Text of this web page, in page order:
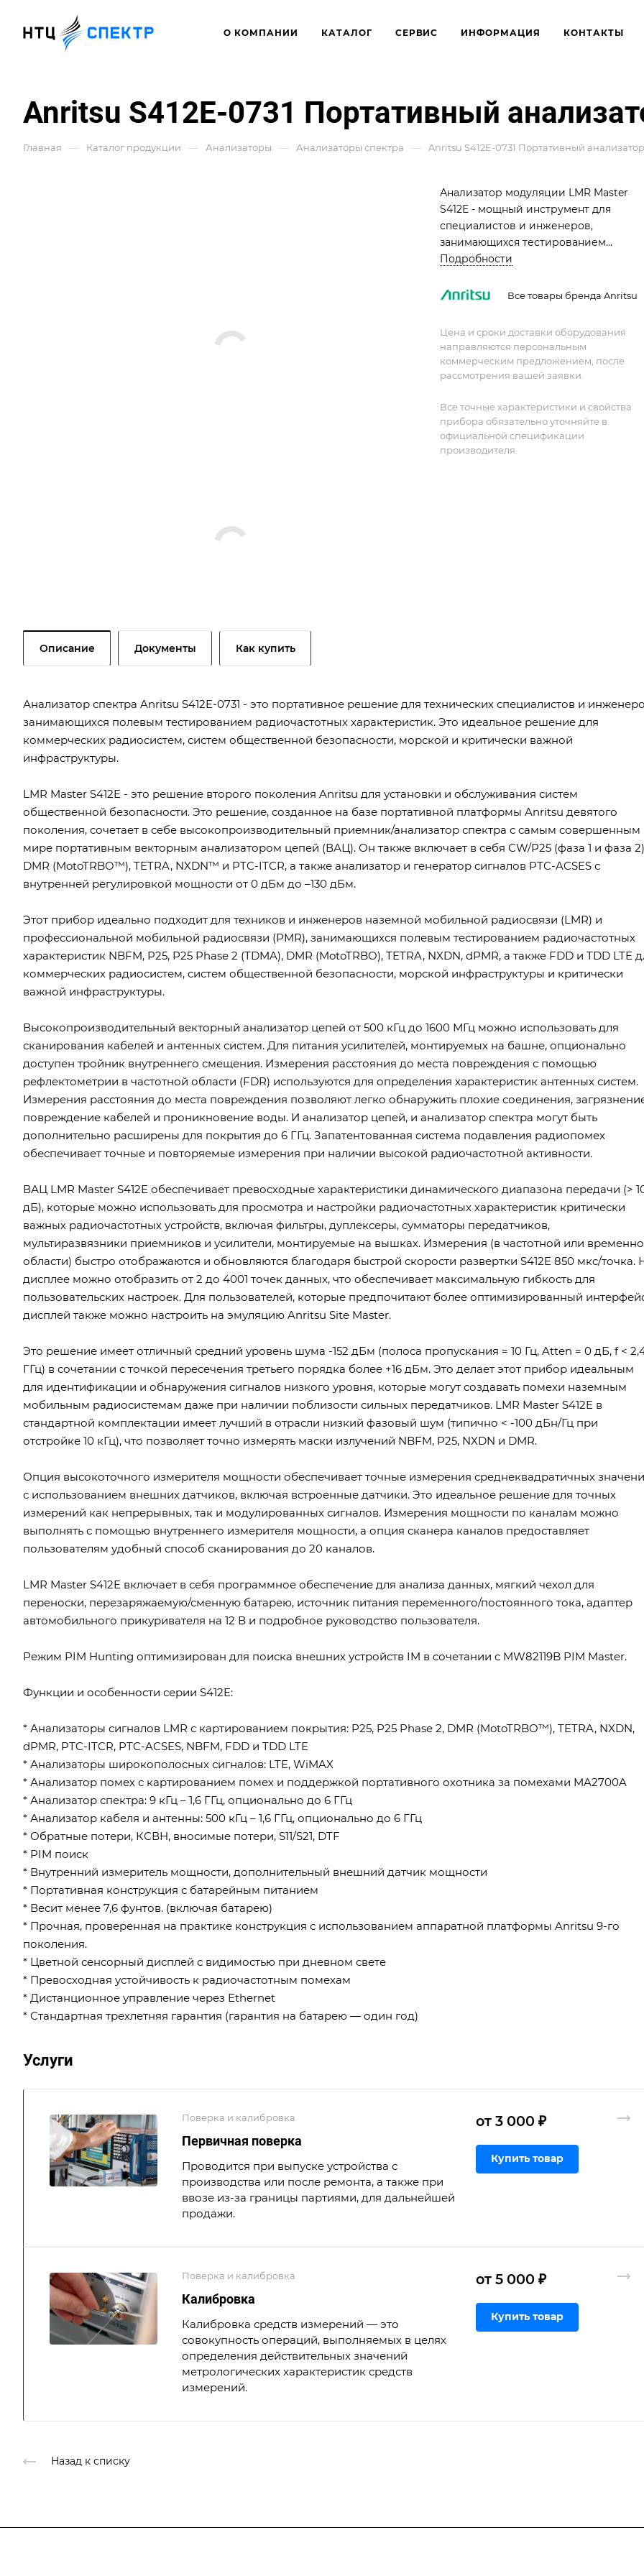
О КОМПАНИИ КАТАЛОГ СЕРВИС ИНФОРМАЦИЯ КОНТАКТЫ
Anritsu S412E-0731 Портативный
Главная — Каталог продукции — Анализаторы — Анализаторы спектра — Anritsu S412E-0731 Портативный
Анализатор модуляции LMR Master
S412E - мощный инструмент для
специалистов и инженеров,
занимающихся тестированием
радиочастотных характеристик в
широкий спектр стандартов, включая
Идеально подходит для коммерческих
радиосистем, систем общественной
безопасности, морской и критически
важной инфраструктуры.
Подробности
Все товары бренда Anritsu
Цена и сроки доставки оборудования
направляются персональным
коммерческим предложением, после
рассмотрения вашей заявки.
Все точные характеристики и свойства
прибора обязательно уточняйте в
официальной спецификации
производителя.
Описание Документы Как купить
Анализатор спектра Anritsu S412E-0731 - это портативное решение для технических специалистов и
занимающихся полевым тестированием радиочастотных характеристик. Это идеальное решение для
коммерческих радиосистем, систем общественной безопасности, морской и критически важной
инфраструктуры.
LMR Master S412E - это решение второго поколения Anritsu для установки и обслуживания систем
общественной безопасности. Это решение, созданное на базе портативной платформы Anritsu девятого
поколения, сочетает в себе высокопроизводительный приемник/анализатор спектра с самым совершенным
мире портативным векторным анализатором цепей (ВАЦ). Он также включает в себя CW/P25 (фаза 1 и фаза
DMR (MotoTRBO™), TETRA, NXDN™ и PTC-ITCR, а также анализатор и генератор сигналов PTC-ACSES с
внутренней регулировкой мощности от 0 дБм до –130 дБм.
Этот прибор идеально подходит для техников и инженеров наземной мобильной радиосвязи (LMR) и
профессиональной мобильной радиосвязи (PMR), занимающихся полевым тестированием радиочастотных
характеристик NBFM, P25, P25 Phase 2 (TDMA), DMR (MotoTRBO), TETRA, NXDN, dPMR, а также FDD и TDD LTE
коммерческих радиосистем, систем общественной безопасности, морской инфраструктуры и критически
важной инфраструктуры.
Высокопроизводительный векторный анализатор цепей от 500 кГц до 1600 МГц можно использовать для
сканирования кабелей и антенных систем. Для питания усилителей, монтируемых на башне, опционально
доступен тройник внутреннего смещения. Измерения расстояния до места повреждения с помощью
рефлектометрии в частотной области (FDR) используются для определения характеристик антенных систем.
Измерения расстояния до места повреждения позволяют легко обнаружить плохие соединения,
повреждение кабелей и проникновение воды. И анализатор цепей, и анализатор спектра могут быть
дополнительно расширены для покрытия до 6 ГГц. Запатентованная система подавления радиопомех
обеспечивает точные и повторяемые измерения при наличии высокой радиочастотной активности.
ВАЦ LMR Master S412E обеспечивает превосходные характеристики динамического диапазона передачи (>
дБ), которые можно использовать для просмотра и настройки радиочастотных характеристик критически
важных радиочастотных устройств, включая фильтры, дуплексеры, сумматоры передатчиков,
мультиразвязники приемников и усилители, монтируемые на вышках. Измерения (в частотной или
области) быстро отображаются и обновляются благодаря быстрой скорости развертки S412E 850 мкс/точка.
дисплее можно отобразить от 2 до 4001 точек данных, что обеспечивает максимальную гибкость для
пользовательских настроек. Для пользователей, которые предпочитают более оптимизированный
дисплей также можно настроить на эмуляцию Anritsu Site Master.
Это решение имеет отличный средний уровень шума -152 дБм (полоса пропускания = 10 Гц, Atten = 0 дБ, f <
ГГц) в сочетании с точкой пересечения третьего порядка более +16 дБм. Это делает этот прибор идеальным
для идентификации и обнаружения сигналов низкого уровня, которые могут создавать помехи наземным
мобильным радиосистемам даже при наличии поблизости сильных передатчиков. LMR Master S412E в
стандартной комплектации имеет лучший в отрасли низкий фазовый шум (типично < -100 дБн/Гц при
отстройке 10 кГц), что позволяет точно измерять маски излучений NBFM, P25, NXDN и DMR.
Опция высокоточного измерителя мощности обеспечивает точные измерения среднеквадратичных
с использованием внешних датчиков, включая встроенные датчики. Это идеальное решение для точных
измерений как непрерывных, так и модулированных сигналов. Измерения мощности по каналам можно
выполнять с помощью внутреннего измерителя мощности, а опция сканера каналов предоставляет
пользователям удобный способ сканирования до 20 каналов.
LMR Master S412E включает в себя программное обеспечение для анализа данных, мягкий чехол для
переноски, перезаряжаемую/сменную батарею, источник питания переменного/постоянного тока, адаптер
автомобильного прикуривателя на 12 В и подробное руководство пользователя.
Режим PIM Hunting оптимизирован для поиска внешних устройств IM в сочетании с MW82119B PIM Master.
Функции и особенности серии S412E:
* Анализаторы сигналов LMR с картированием покрытия: P25, P25 Phase 2, DMR (MotoTRBO™), TETRA, NXDN,
dPMR, PTC-ITCR, PTC-ACSES, NBFM, FDD и TDD LTE
* Анализаторы широкополосных сигналов: LTE, WiMAX
* Анализатор помех с картированием помех и поддержкой портативного охотника за помехами MA2700A
* Анализатор спектра: 9 кГц – 1,6 ГГц, опционально до 6 ГГц
* Анализатор кабеля и антенны: 500 кГц – 1,6 ГГц, опционально до 6 ГГц
* Обратные потери, КСВН, вносимые потери, S11/S21, DTF
* PIM поиск
* Внутренний измеритель мощности, дополнительный внешний датчик мощности
* Портативная конструкция с батарейным питанием
* Весит менее 7,6 фунтов. (включая батарею)
* Прочная, проверенная на практике конструкция с использованием аппаратной платформы Anritsu 9-го
поколения.
* Цветной сенсорный дисплей с видимостью при дневном свете
* Превосходная устойчивость к радиочастотным помехам
* Дистанционное управление через Ethernet
* Стандартная трехлетняя гарантия (гарантия на батарею — один год)
Услуги
Поверка и калибровка
Первичная поверка
Проводится при выпуске устройства с
производства или после ремонта, а также при
ввозе из-за границы партиями, для дальнейшей
продажи.
от 3 000 ₽
Купить товар
Поверка и калибровка
Калибровка
Калибровка средств измерений — это
совокупность операций, выполняемых в целях
определения действительных значений
метрологических характеристик средств
измерений.
от 5 000 ₽
Купить товар
Назад к списку